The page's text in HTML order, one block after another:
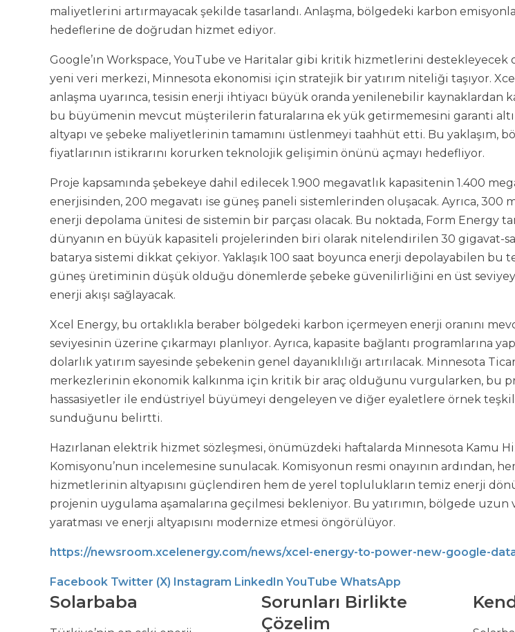
maliyetlerini artırmayacak şekilde tasarlandı. Anlaşma, bölgedeki karbon
hedeflerine de doğrudan hizmet ediyor.
Google’ın Workspace, YouTube ve Haritalar gibi kritik hizmetlerini destekleyecek
yeni veri merkezi, Minnesota ekonomisi için stratejik bir yatırım niteliği taşıyor.
anlaşma uyarınca, tesisin enerji ihtiyacı büyük oranda yenilenebilir kaynaklardan
bu büyümenin mevcut müşterilerin faturalarına ek yük getirmemesini garanti
altyapı ve şebeke maliyetlerinin tamamını üstlenmeyi taahhüt etti. Bu yaklaşım,
fiyatlarının istikrarını korurken teknolojik gelişimin önünü açmayı hedefliyor.
Proje kapsamında şebekeye dahil edilecek 1.900 megavatlık kapasitenin 1.400
enerjisinden, 200 megavatı ise güneş paneli sistemlerinden oluşacak. Ayrıca, 300
enerji depolama ünitesi de sistemin bir parçası olacak. Bu noktada, Form Energy
dünyanın en büyük kapasiteli projelerinden biri olarak nitelendirilen 30 gigavat-
batarya sistemi dikkat çekiyor. Yaklaşık 100 saat boyunca enerji depolayabilen bu
güneş üretiminin düşük olduğu dönemlerde şebeke güvenilirliğini en üst
enerji akışı sağlayacak.
Xcel Energy, bu ortaklıkla beraber bölgedeki karbon içermeyen enerji oranını
seviyesinin üzerine çıkarmayı planlıyor. Ayrıca, kapasite bağlantı programlarına
dolarlık yatırım sayesinde şebekenin genel dayanıklılığı artırılacak. Minnesota
merkezlerinin ekonomik kalkınma için kritik bir araç olduğunu vurgularken, bu
hassasiyetler ile endüstriyel büyümeyi dengeleyen ve diğer eyaletlere örnek
sunduğunu belirtti.
Hazırlanan elektrik hizmet sözleşmesi, önümüzdeki haftalarda Minnesota Kamu
Komisyonu’nun incelemesine sunulacak. Komisyonun resmi onayının ardından,
hizmetlerinin altyapısını güçlendiren hem de yerel toplulukların temiz enerji
projenin uygulama aşamalarına geçilmesi bekleniyor. Bu yatırımın, bölgede uzun
yaratması ve enerji altyapısını modernize etmesi öngörülüyor.
https://newsroom.xcelenergy.com/news/xcel-energy-to-power-new-google-
Facebook Twitter (X) Instagram LinkedIn YouTube WhatsApp
Solarbaba
Sorunları Birlikte
Çözelim